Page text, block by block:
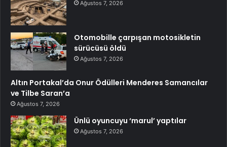
Ağustos 7, 2026
Otomobille çarpışan motosikletin
sürücüsü öldü
Ağustos 7, 2026
Altın Portakal’da Onur Ödülleri Menderes Samancılar
ve Tilbe Saran’a
Ağustos 7, 2026
Ünlü oyuncuyu ‘marul’ yaptılar
Ağustos 7, 2026